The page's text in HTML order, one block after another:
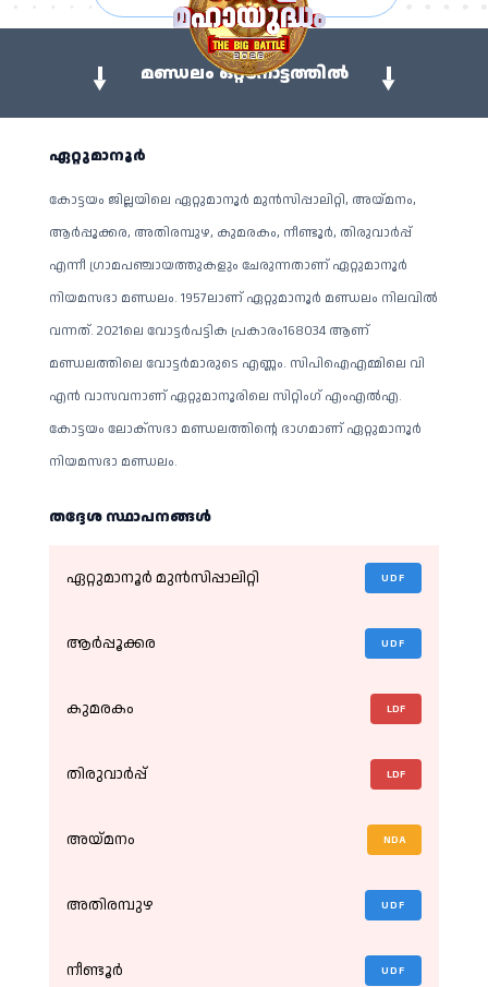
മണ്ഡലം ഒറ്റനോട്ടത്തിൽ
ഏറ്റുമാനൂർ
കോട്ടയം ജില്ലയിലെ ഏറ്റുമാനൂർ മുൻസിപ്പാലിറ്റി, അയ്മനം,
ആർപ്പൂക്കര, അതിരമ്പുഴ, കുമരകം, നീണ്ടൂർ, തിരുവാർപ്പ്
എന്നീ ​​ഗ്രാമപഞ്ചായത്തുകളും ചേരുന്നതാണ് ഏറ്റുമാനൂർ
നിയമസഭാ മണ്ഡലം. 1957ലാണ് ഏറ്റുമാനൂർ മണ്ഡലം നിലവിൽ
വന്നത്. 2021ലെ വോട്ടർപട്ടിക പ്രകാരം168034 ആണ്
മണ്ഡലത്തിലെ വോട്ടർമാരുടെ എണ്ണം. സിപിഐഎമ്മിലെ വി
എൻ വാസവനാണ് ഏറ്റുമാനൂരിലെ സിറ്റിംഗ് എംഎൽഎ.
കോട്ടയം ലോക്സഭാ മണ്ഡലത്തിൻ്റെ ഭാഗമാണ് ഏറ്റുമാനൂർ
നിയമസഭാ മണ്ഡലം.
തദ്ദേശ സ്ഥാപനങ്ങള്‍
ഏറ്റുമാനൂർ മുൻസിപ്പാലിറ്റി UDF
ആർപ്പൂക്കര UDF
കുമരകം LDF
തിരുവാ‍ർപ്പ് LDF
അയ്മനം NDA
അതിരമ്പുഴ UDF
നീണ്ടൂ‍ർ UDF